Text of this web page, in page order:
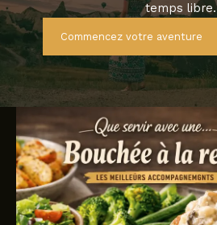
temps libre.
Commencez votre aventure